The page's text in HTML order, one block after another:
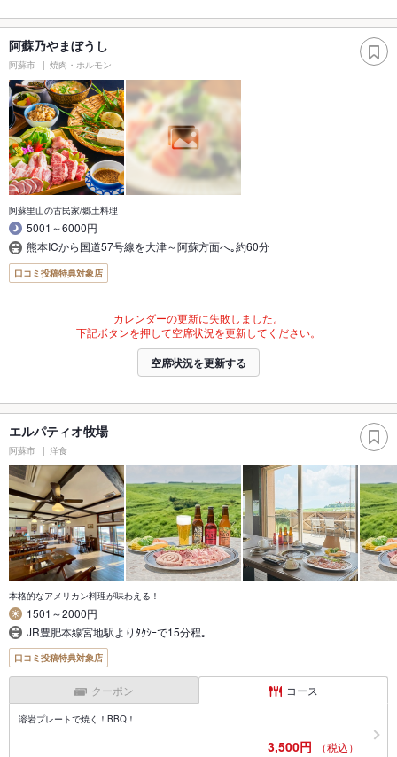
阿蘇乃やまぼうし
阿蘇市 焼肉・ホルモン
阿蘇里山の古民家/郷土料理
5001～6000円
熊本ICから国道57号線を大津～阿蘇方面へ｡約60分
口コミ投稿特典対象店
カレンダーの更新に失敗しました。
下記ボタンを押して空席状況を更新してください。
空席状況を更新する
エルパティオ牧場
阿蘇市 洋食
本格的なアメリカン料理が味わえる！
1501～2000円
JR豊肥本線宮地駅よりﾀｸｼｰで15分程｡
口コミ投稿特典対象店
クーポン コース
溶岩プレートで焼く！BBQ！
3,500円 （税込）